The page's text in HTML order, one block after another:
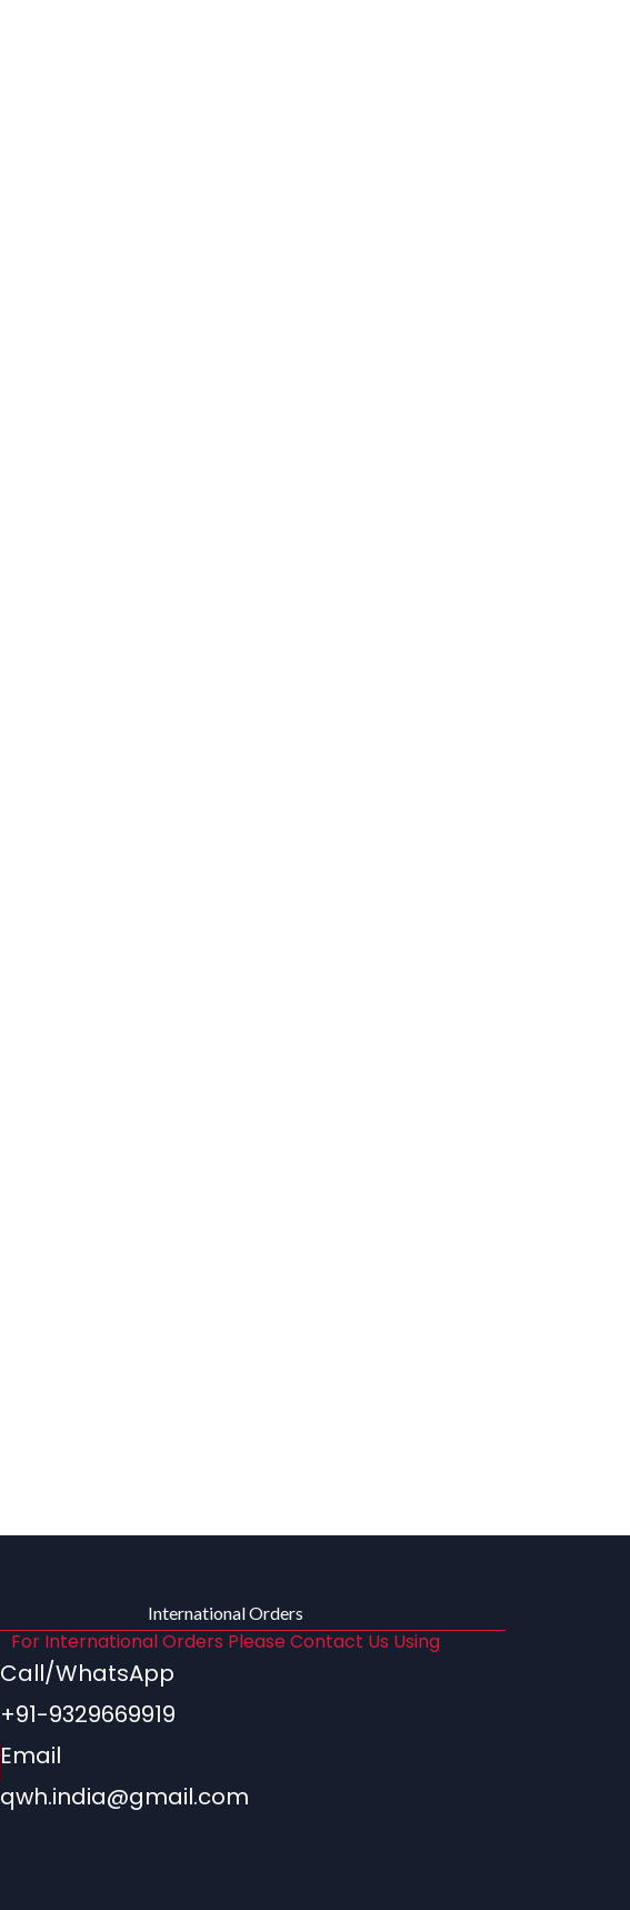
International Orders
For International Orders Please Contact Us Using
Call/WhatsApp
+91-9329669919
Email
qwh.india@gmail.com